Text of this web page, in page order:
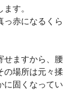
す。
っ赤になるくら
せますから、腰
の場所は元々揉
に固くなってい